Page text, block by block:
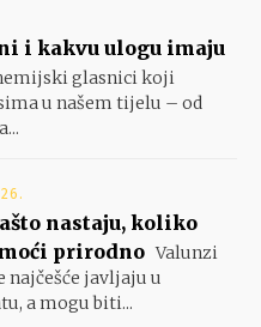
i kakvu ulogu imaju
glasnici koji
u našem tijelu – od
nastaju, koliko
prirodno Valunzi
najčešće javljaju u
a mogu biti...